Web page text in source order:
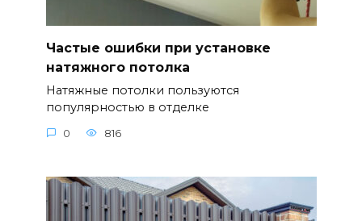
Частые ошибки при установке
натяжного потолка
Натяжные потолки пользуются
популярностью в отделке
0 816